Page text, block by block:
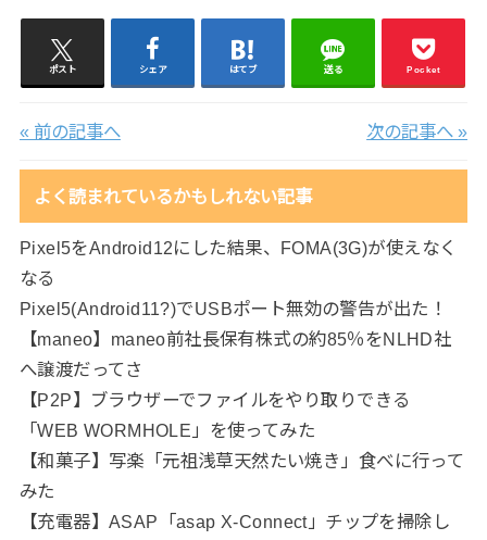
ポスト シェア はてブ 送る Pocket
« 前の記事へ 次の記事へ »
よく読まれているかもしれない記事
Pixel5をAndroid12にした結果、FOMA(3G)が使えなく
なる
Pixel5(Android11?)でUSBポート無効の警告が出た！
【maneo】maneo前社長保有株式の約85％をNLHD社
へ譲渡だってさ
【P2P】ブラウザーでファイルをやり取りできる
「WEB WORMHOLE」を使ってみた
【和菓子】写楽「元祖浅草天然たい焼き」食べに行って
みた
【充電器】ASAP「asap X-Connect」チップを掃除し